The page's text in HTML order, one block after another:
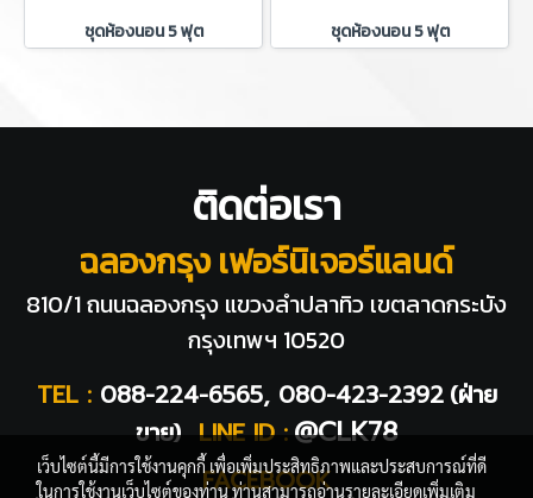
ชุดห้องนอน 5 ฟุต ชุดห้องนอน 5 ฟุต
ติดต่อเรา
ฉลองกรุง เฟอร์นิเจอร์แลนด์
810/1 ถนนฉลองกรุง แขวงลำปลาทิว เขตลาดกระบัง
กรุงเทพฯ 10520
TEL : 088-224-6565, 080-423-2392 (ฝ่าย
ขาย) LINE ID : @CLK78
FACEBOOK
เว็บไซต์นี้มีการใช้งานคุกกี้ เพื่อเพิ่มประสิทธิภาพและประสบการณ์ที่ดี
ในการใช้งานเว็บไซต์ของท่าน ท่านสามารถอ่านรายละเอียดเพิ่มเติม